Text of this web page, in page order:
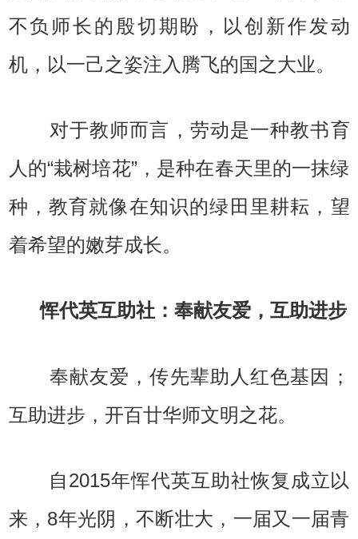
不负师长的殷切期盼，以创新作发动
机，以一己之姿注入腾飞的国之大业。
对于教师而言，劳动是一种教书育
人的“栽树培花”，是种在春天里的一抹绿
种，教育就像在知识的绿田里耕耘，望
着希望的嫩芽成长。
恽代英互助社：奉献友爱，互助进步
奉献友爱，传先辈助人红色基因；
互助进步，开百廿华师文明之花。
自2015年恽代英互助社恢复成立以
来，8年光阴，不断壮大，一届又一届青